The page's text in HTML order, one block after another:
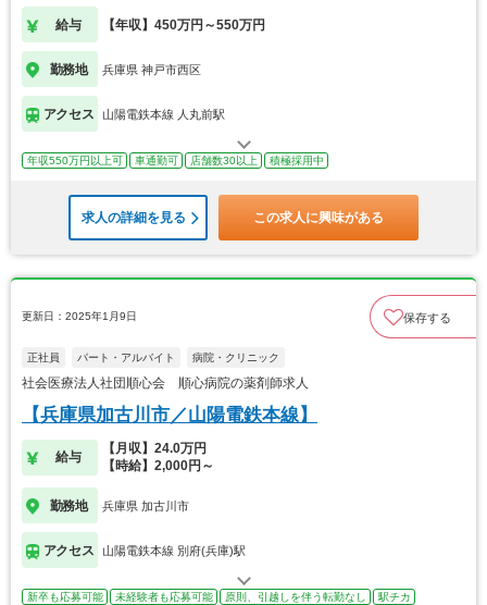
給与 【年収】450万円～550万円
勤務地 兵庫県 神戸市西区
アクセス 山陽電鉄本線 人丸前駅
年収550万円以上可 車通勤可 店舗数30以上 積極採用中
求人の詳細を見る この求人に興味がある
更新日：2025年1月9日 保存する
正社員 パート・アルバイト 病院・クリニック
社会医療法人社団順心会 順心病院の薬剤師求人
【兵庫県加古川市／山陽電鉄本線】
給与
【月収】24.0万円
【時給】2,000円～
勤務地 兵庫県 加古川市
アクセス 山陽電鉄本線 別府(兵庫)駅
新卒も応募可能 未経験者も応募可能 原則、引越しを伴う転勤なし
駅チカ